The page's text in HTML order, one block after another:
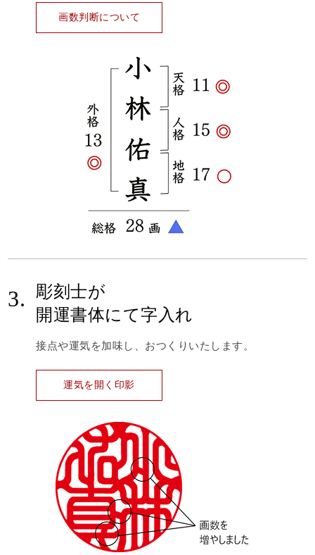
画数判断について
3.
彫刻士が
開運書体にて字入れ
接点や運気を加味し、おつくりいたします。
運気を開く印影